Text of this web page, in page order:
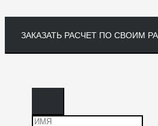
ЗАКАЗАТЬ РАСЧЕТ ПО СВОИМ